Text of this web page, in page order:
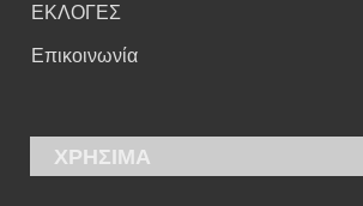
ΕΚΛΟΓΕΣ
Επικοινωνία
ΧΡΗΣΙΜΑ